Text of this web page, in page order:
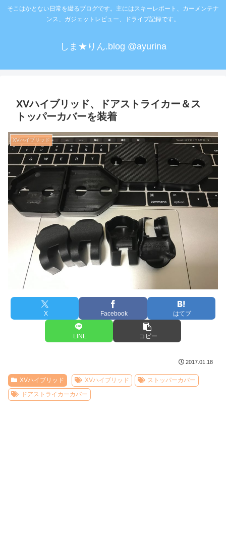
そこはかとない日常を綴るブログです。主にはスキーレポート、カーメンテナ
ンス、ガジェットレビュー、ドライブ記録です。
しま★りん.blog @ayurina
XVハイブリッド、ドアストライカー＆ス
トッパーカバーを装着
XVハイブリッド
X Facebook はてブ
LINE コピー
2017.01.18
XVハイブリッド XVハイブリッド
ストッパーカバー
ドアストライカーカバー